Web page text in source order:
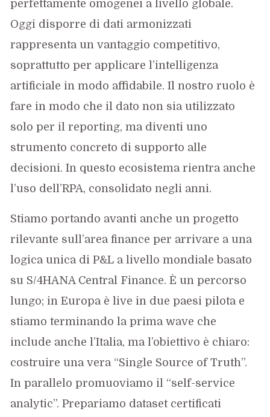
perfettamente omogenei a livello globale.
Oggi disporre di dati armonizzati
rappresenta un vantaggio competitivo,
soprattutto per applicare l’intelligenza
artificiale in modo affidabile. Il nostro ruolo è
fare in modo che il dato non sia utilizzato
solo per il reporting, ma diventi uno
strumento concreto di supporto alle
decisioni. In questo ecosistema rientra anche
l’uso dell’RPA, consolidato negli anni.
Stiamo portando avanti anche un progetto
rilevante sull’area finance per arrivare a una
logica unica di P&L a livello mondiale basato
su S/4HANA Central Finance. È un percorso
lungo; in Europa è live in due paesi pilota e
stiamo terminando la prima wave che
include anche l’Italia, ma l’obiettivo è chiaro:
costruire una vera “Single Source of Truth”.
In parallelo promuoviamo il “self-service
analytic”. Prepariamo dataset certificati